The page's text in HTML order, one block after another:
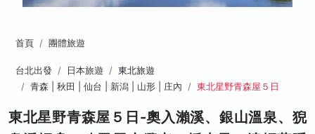
首頁 團體旅遊
台北出發 日本旅遊
東北旅遊
青森 | 秋田 | 仙台 | 新潟 | 山形 | 庄內
東北星野青森屋５日
東北星野青森屋５日-奧入瀨溪、銀山溫泉、猊